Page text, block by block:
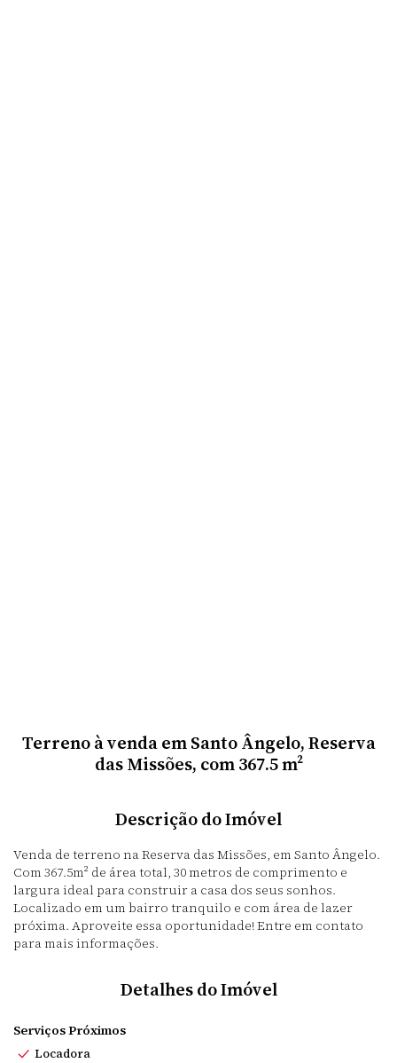
Terreno à venda em Santo Ângelo, Reserva
das Missões, com 367.5 m²
Descrição do Imóvel
Venda de terreno na Reserva das Missões, em Santo Ângelo.
Com 367.5m² de área total, 30 metros de comprimento e
largura ideal para construir a casa dos seus sonhos.
Localizado em um bairro tranquilo e com área de lazer
próxima. Aproveite essa oportunidade! Entre em contato
para mais informações.
Detalhes do Imóvel
Serviços Próximos
Locadora